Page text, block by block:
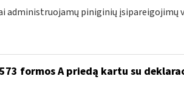
administruojamų piniginių įsipareigojimų
formos A priedą kartu su